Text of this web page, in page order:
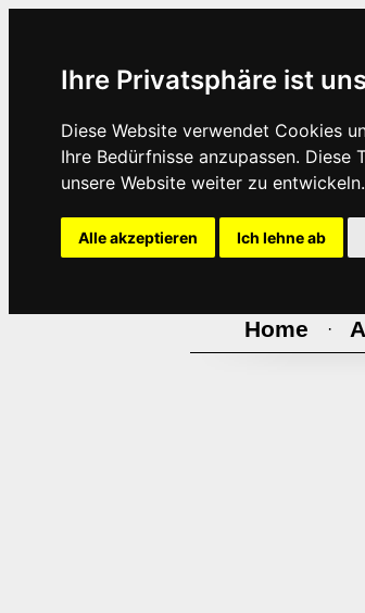
Ihre Privatsphäre ist
Diese Website verwendet Cookies
Ihre Bedürfnisse anzupassen.
unsere Website weiter zu entwickeln.
Alle akzeptieren Ich lehne ab
Home ·